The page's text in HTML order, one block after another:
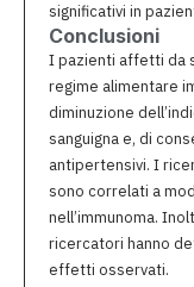
significativi in
Conclusioni
I pazienti affetti da
regime alimentare
diminuzione
sanguigna e, di
antipertensivi. I
sono correlati a
nell’immunoma.
ricercatori hanno
effetti osservati.